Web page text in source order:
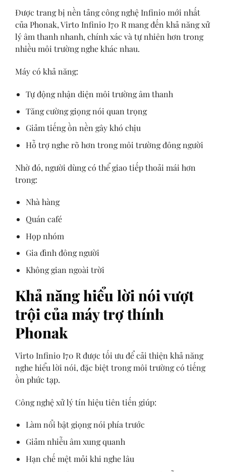
Được trang bị nền tảng công nghệ Infinio mới nhất
của Phonak, Virto Infinio I70 R mang đến khả năng xử
lý âm thanh nhanh, chính xác và tự nhiên hơn trong
nhiều môi trường nghe khác nhau.
Máy có khả năng:
Tự động nhận diện môi trường âm thanh
Tăng cường giọng nói quan trọng
Giảm tiếng ồn nền gây khó chịu
Hỗ trợ nghe rõ hơn trong môi trường đông người
Nhờ đó, người dùng có thể giao tiếp thoải mái hơn
trong:
Nhà hàng
Quán café
Họp nhóm
Gia đình đông người
Không gian ngoài trời
Khả năng hiểu lời nói vượt
trội của máy trợ thính
Phonak
Virto Infinio I70 R được tối ưu để cải thiện khả năng
nghe hiểu lời nói, đặc biệt trong môi trường có tiếng
ồn phức tạp.
Công nghệ xử lý tín hiệu tiên tiến giúp:
Làm nổi bật giọng nói phía trước
Giảm nhiễu âm xung quanh
Hạn chế mệt mỏi khi nghe lâu